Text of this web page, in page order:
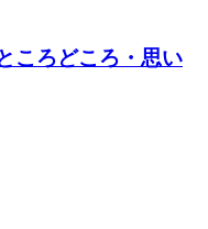
ころどころ・思い